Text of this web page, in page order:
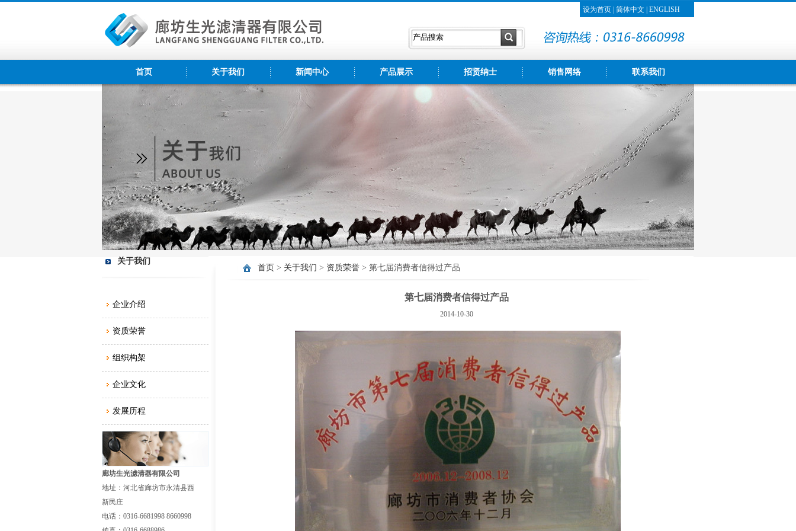
设为首页 简体中文 ENGLISH
首页 关于我们 新闻中心 产品展示 招贤纳士 销售网络 联系我们
关于我们
企业介绍
资质荣誉
组织构架
企业文化
发展历程
廊坊生光滤清器有限公司
地址：河北省廊坊市永清县西
新民庄
电话：0316-6681998 8660998
首页 > 关于我们 > 资质荣誉 > 第七届消费者信得过产品
第七届消费者信得过产品
2014-10-30